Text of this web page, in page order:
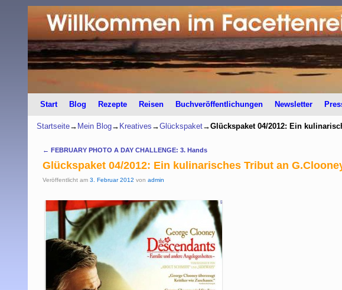
Zum Inhalt wechseln
Zum sekundären Inhalt wechseln
Start Blog Rezepte Reisen Buchveröffentlichungen Newsletter
Startseite→ Mein Blog→ Kreatives →Glückspaket→Glückspaket 04/2012: Ein
Artikelnavigation
← FEBRUARY PHOTO A DAY CHALLENGE: 3. Hands
Glückspaket 04/2012: Ein kulinarisches Tribut an
Veröffentlicht am 3. Februar 2012 von admin